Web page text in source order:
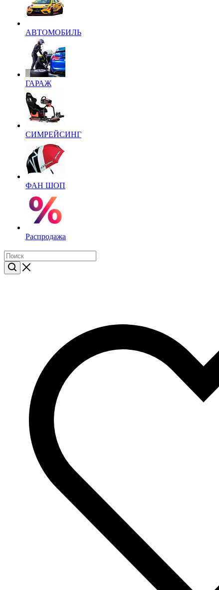
АВТОМОБИЛЬ
ГАРАЖ
СИМРЕЙСИНГ
ФАН ШОП
Распродажа